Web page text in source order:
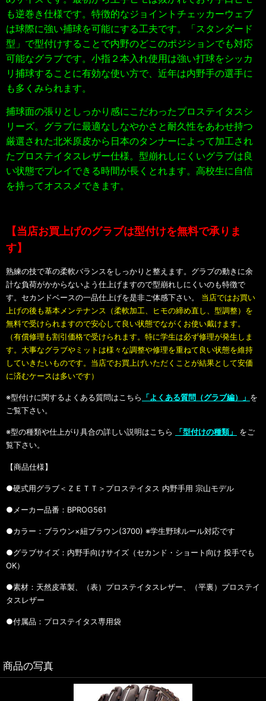
も逆巻き仕様です。特徴的なジョイントチェッカーウェブ
は球際に強い捕球を可能にする工夫です。「スタンダード
型」で型付けすることで内野のどこのポジションでも対応
可能なグラブです。小指２本入れ使用は強い打球をシッカ
リ捕球することに有効な使い方で、近年は内野手の選手に
も多くみられます。
捕球面の張りとしっかり感にこだわったプロステイタスシ
リーズ。グラブに最適なしなやかさと耐久性をあわせ持つ
厳選された北米原皮から日本のタンナーによって加工され
たプロステイタスレザー仕様。型崩れしにくいグラブは良
い状態でプレイできる時間が長くとれます。高校生に自信
を持ってオススメできます。
【当店お買上げのグラブは型付けを無料で承りま
す】
熟練の技で革の柔軟バランスをしっかりと整えます。グラブの動きに余
計な負荷がかからないよう仕上げますので型崩れしにくいのも特徴で
す。セカンドベースの一品仕上げを是非ご体感下さい。 当店ではお買い
上げの後も基本メンテナンス（柔軟加工、ヒモの締め直し、型調整）を
無料で受けられますので安心して良い状態でながくお使い戴けます。
（有償修理も割引価格で受けられます。特に学生は必ず修理が発生しま
す。大事なグラブやミットは様々な調整や修理を重ねて良い状態を維持
していきたいものです。当店でお買上げいただくことが結果として安価
に済むケースは多いです）
※型付けに関するよくある質問はこちら 「よくある質問（グラブ編）」 を
ご覧下さい。
※型の種類や仕上がり具合の詳しい説明はこちら 「型付けの種類」
をご
覧下さい。
【商品仕様】
●硬式用グラブ＜ＺＥＴＴ＞プロステイタス 内野手用 宗山モデル
●メーカー品番：BPROG561
●カラー：ブラウン×紐ブラウン(3700) ※学生野球ルール対応です
●グラブサイズ：内野手向けサイズ（セカンド・ショート向け 投手でも
OK）
●素材：天然皮革製、（表）プロステイタスレザー、（平裏）プロステイ
タスレザー
●付属品：プロステイタス専用袋
商品の写真